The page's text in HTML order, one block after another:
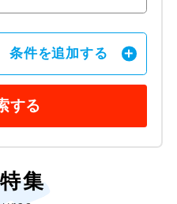
条件を追加する
する
集